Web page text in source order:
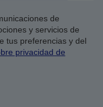
de
y servicios de
tus preferencias y del
privacidad de